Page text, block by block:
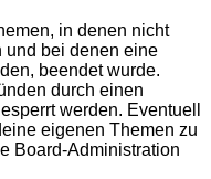
in denen nicht
und bei denen eine
beendet wurde.
durch einen
werden. Eventuell
eigenen Themen zu
Board-Administration